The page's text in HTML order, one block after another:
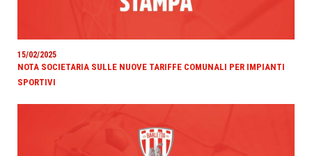
15/02/2025
NOTA SOCIETARIA SULLE NUOVE TARIFFE COMUNALI PER IMPIANTI
SPORTIVI